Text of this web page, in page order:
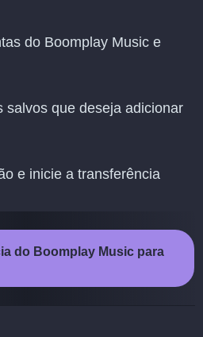
do Boomplay Music e
salvos que deseja adicionar
e inicie a transferência
do Boomplay Music para